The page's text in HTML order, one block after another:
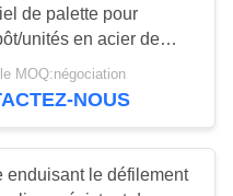
de palette pour
unités en acier de
de garage
MOQ:négociation
NOUS
enduisant le défilement